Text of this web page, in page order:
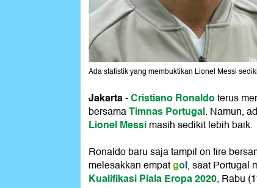
Ada statistik yang membuktikan Lionel Messi
Jakarta-Cristiano Ronaldoterus
bersamaTimnas Portugal. Namun,
Lionel Messimasih sedikit lebih baik.
Ronaldo baru saja tampil on fire
melesakkan empatgol, saat Portugal
Kualifikasi Piala Eropa 2020, Rabu